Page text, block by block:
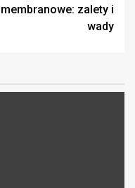
membranowe: zalety i
wady